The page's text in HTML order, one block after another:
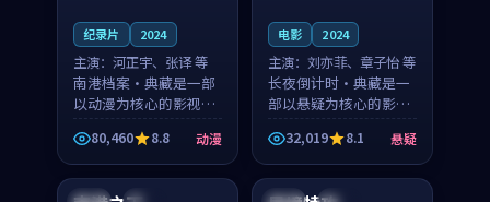
纪录片 2024
主演： 河正宇、张译 等
南港档案·典藏是一部
以动漫为核心的影视作
品，围绕危机、反转与
人物成长展开，整体节
奏紧凑，值得推荐观
看。
80,460 8.8 动漫
电影 2024
主演： 刘亦菲、章子怡 等
长夜倒计时·典藏是一
部以悬疑为核心的影视
作品，围绕危机、反转
与人物成长展开，整体
节奏紧凑，值得推荐观
看。
32,019 8.1 悬疑